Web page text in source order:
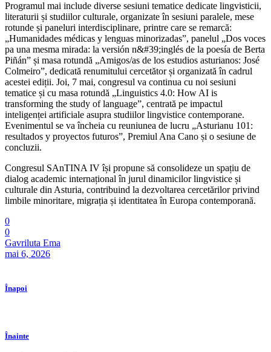
Programul mai include diverse sesiuni tematice dedicate lingvisticii,
literaturii și studiilor culturale, organizate în sesiuni paralele, mese
rotunde și paneluri interdisciplinare, printre care se remarcă:
„Humanidades médicas y lenguas minorizadas”, panelul „Dos voces
pa una mesma mirada: la versión n&#39;inglés de la poesía de Berta
Piñán” și masa rotundă „Amigos/as de los estudios asturianos: José
Colmeiro”, dedicată renumitului cercetător și organizată în cadrul
acestei ediții. Joi, 7 mai, congresul va continua cu noi sesiuni
tematice și cu masa rotundă „Linguistics 4.0: How AI is
transforming the study of language”, centrată pe impactul
inteligenței artificiale asupra studiilor lingvistice contemporane.
Evenimentul se va încheia cu reuniunea de lucru „Asturianu 101:
resultados y proyectos futuros”, Premiul Ana Cano și o sesiune de
concluzii.
Congresul SAnTINA IV își propune să consolideze un spațiu de
dialog academic internațional în jurul dinamicilor lingvistice și
culturale din Asturia, contribuind la dezvoltarea cercetărilor privind
limbile minoritare, migrația și identitatea în Europa contemporană.
0
0
Gavriluta Ema
mai 6, 2026
Înapoi
Înainte